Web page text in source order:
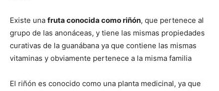
Existe una fruta conocida como riñón, que pertenece al
grupo de las anonáceas, y tiene las mismas propiedades
curativas de la guanábana ya que contiene las mismas
vitaminas y obviamente pertenece a la misma familia
El riñón es conocido como una planta medicinal, ya que